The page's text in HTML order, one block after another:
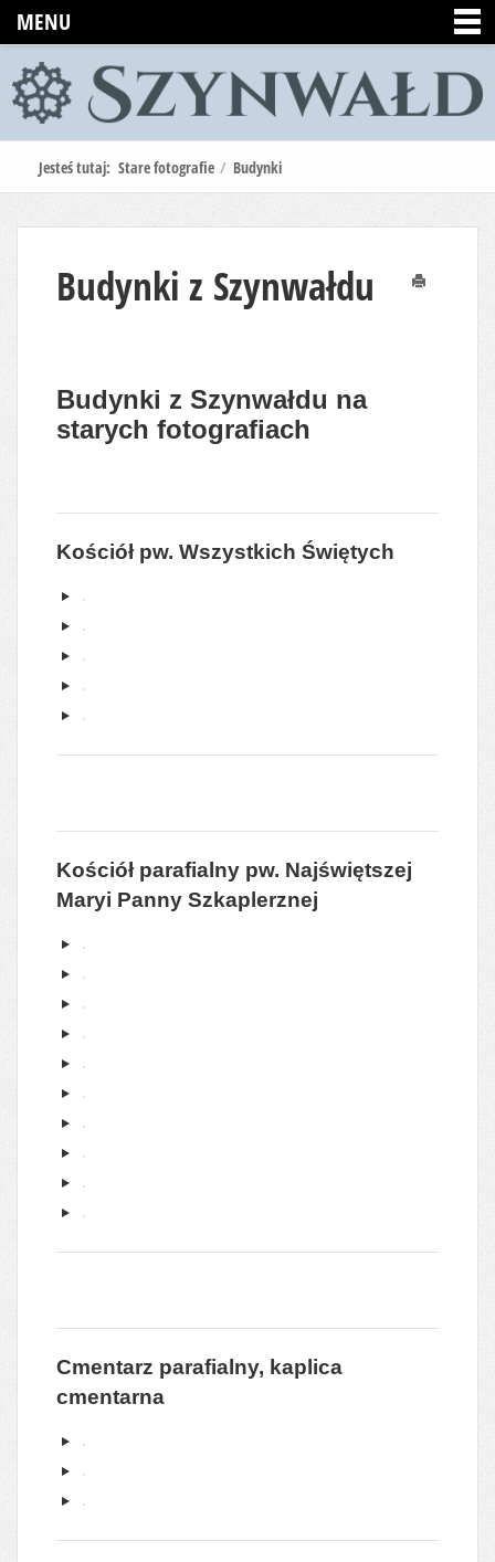
MENU
Jesteś tutaj: Stare fotografie / Budynki
Budynki z Szynwałdu
Budynki z Szynwałdu na
starych fotografiach
Kościół pw. Wszystkich Świętych
Kościół parafialny pw. Najświętszej
Maryi Panny Szkaplerznej
Cmentarz parafialny, kaplica
cmentarna